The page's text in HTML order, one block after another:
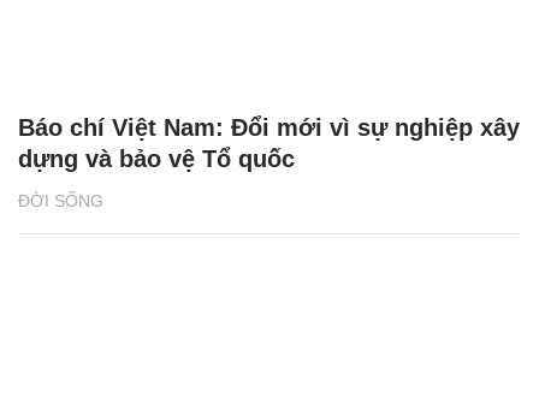
ĐỜI SỐNG
Báo chí Việt Nam: Đổi mới vì sự nghiệp xây
dựng và bảo vệ Tổ quốc